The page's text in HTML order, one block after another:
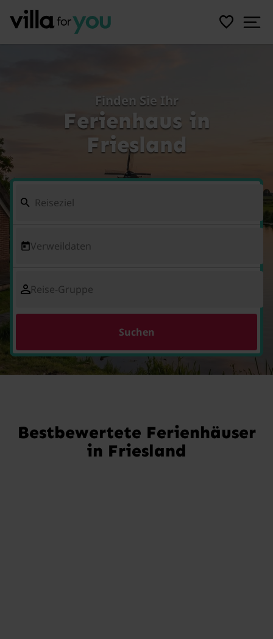
Finden Sie Ihr
Ferienhaus in
Friesland
Verweildaten
Reise-Gruppe
Suchen
Bestbewertete Ferienhäuser
in Friesland